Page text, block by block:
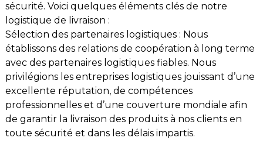
sécurité. Voici quelques éléments clés de notre
logistique de livraison :
Sélection des partenaires logistiques : Nous
établissons des relations de coopération à long terme
avec des partenaires logistiques fiables. Nous
privilégions les entreprises logistiques jouissant d’une
excellente réputation, de compétences
professionnelles et d’une couverture mondiale afin
de garantir la livraison des produits à nos clients en
toute sécurité et dans les délais impartis.